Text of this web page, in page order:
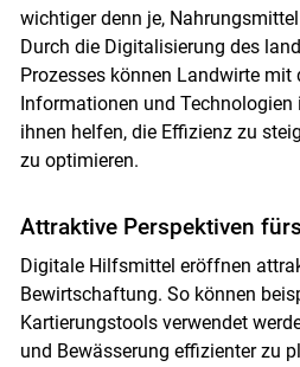
wichtiger denn je,
Durch die Digitalisierung des
Prozesses können Landwirte mit
Informationen und
ihnen helfen, die Effizienz zu
zu optimieren.
Attraktive Perspektiven
Digitale Hilfsmittel eröffnen
Bewirtschaftung. So können
Kartierungstools verwendet
und Bewässerung effizienter zu